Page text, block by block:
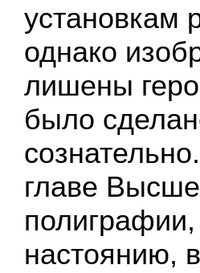
установкам
однако
лишены
было
главе
полиграфии,
настоянию,